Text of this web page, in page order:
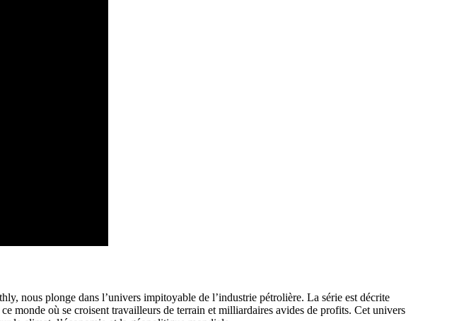
nous plonge dans l’univers impitoyable de l’industrie pétrolière. La série est décrite
monde où se croisent travailleurs de terrain et milliardaires avides de profits. Cet univers